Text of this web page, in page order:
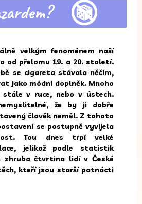
velkým fenoménem naší
od přelomu 19. a 20. století.
se cigareta stávala něčím,
jako módní doplněk. Mnoho
v ruce, nebo v ústech.
že by ji dobře
člověk neměl. Z tohoto
se postupně vyvíjela
Tou dnes trpí velké
jelikož podle statistik
zhruba čtvrtina lidí v České
kteří jsou starší patnácti